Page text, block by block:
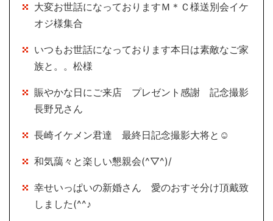
大変お世話になっておりますＭ＊Ｃ様送別会イケ
オジ様集合
いつもお世話になっております本日は素敵なご家
族と。。松様
賑やかな日にご来店 プレゼント感謝 記念撮影
長野兄さん
長崎イケメン君達 最終日記念撮影大将と☺
和気藹々と楽しい懇親会(^▽^)/
幸せいっぱいの新婚さん 愛のおすそ分け頂戴致
しました(^^♪